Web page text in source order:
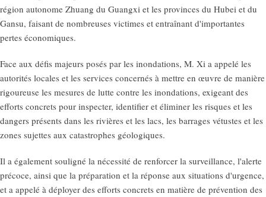
région autonome Zhuang du Guangxi et les provinces du Hubei et du
Gansu, faisant de nombreuses victimes et entraînant d'importantes
pertes économiques.
Face aux défis majeurs posés par les inondations, M. Xi a appelé les
autorités locales et les services concernés à mettre en œuvre de manière
rigoureuse les mesures de lutte contre les inondations, exigeant des
efforts concrets pour inspecter, identifier et éliminer les risques et les
dangers présents dans les rivières et les lacs, les barrages vétustes et les
zones sujettes aux catastrophes géologiques.
Il a également souligné la nécessité de renforcer la surveillance, l'alerte
précoce, ainsi que la préparation et la réponse aux situations d'urgence,
et a appelé à déployer des efforts concrets en matière de prévention des